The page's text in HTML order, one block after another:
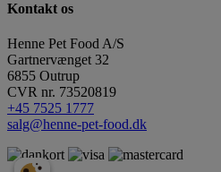
Kontakt os
Henne Pet Food A/S
Gartnervænget 32
6855 Outrup
CVR nr. 73520819
+45 7525 1777
salg@henne-pet-food.dk